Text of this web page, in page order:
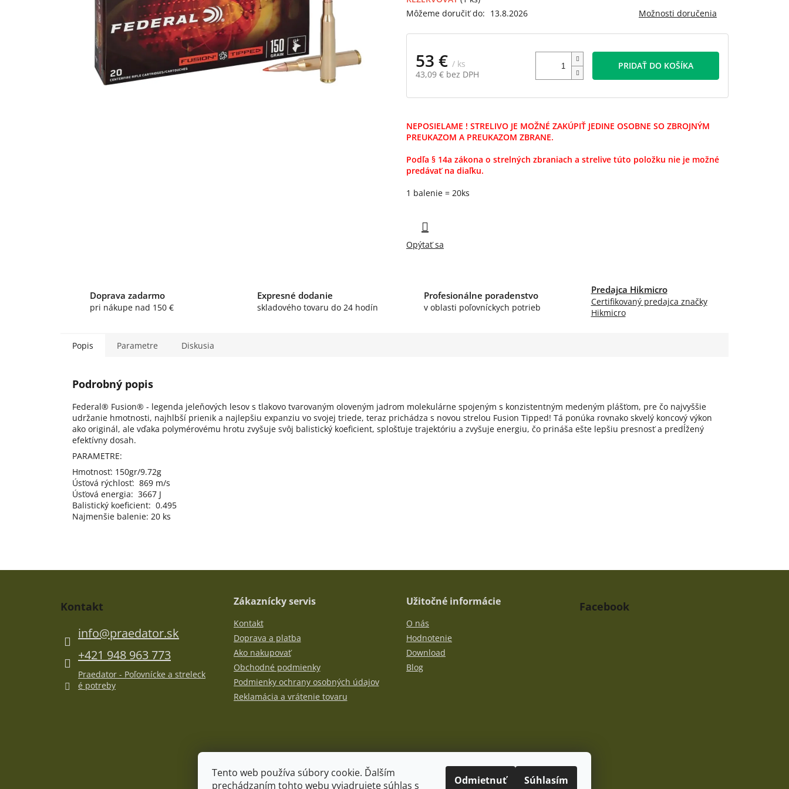
Tento web používa súbory cookie. Ďalším
prechádzaním tohto webu vyjadrujete súhlas s
Odmietnuť Súhlasím
Môžeme doručiť do: 13.8.2026 Možnosti doručenia
53 € / ks
43,09 € bez DPH
cena:
PRIDAŤ DO KOŠÍKA
NEPOSIELAME ! STRELIVO JE MOŽNÉ ZAKÚPIŤ JEDINE OSOBNE SO ZBROJNÝM
PREUKAZOM A PREUKAZOM ZBRANE.
Podľa § 14a zákona o strelných zbraniach a strelive túto položku nie je možné
predávať na diaľku.
1 balenie = 20ks
Opýtať sa
5
hviezdičiek.
Doprava zadarmo
pri nákupe nad 150 €
Expresné dodanie
skladového tovaru do 24 hodín
Profesionálne poradenstvo
v oblasti poľovníckych potrieb
Predajca Hikmicro
Certifikovaný predajca značky
Hikmicro
Popis Parametre Diskusia
Podrobný popis
Federal® Fusion® - legenda jeleňových lesov s tlakovo tvarovaným oloveným jadrom molekulárne spojeným s konzistentným medeným plášťom, pre čo najvyššie
udržanie hmotnosti, najhlbší prienik a najlepšiu expanziu vo svojej triede, teraz prichádza s novou strelou Fusion Tipped! Tá ponúka rovnako skvelý koncový výkon
ako originál, ale vďaka polymérovému hrotu zvyšuje svôj balistický koeficient, splošťuje trajektóriu a zvyšuje energiu, čo prináša ešte lepšiu presnosť a predĺžený
efektívny dosah.
PARAMETRE:
Hmotnosť: 150gr/9.72g
Úsťová rýchlosť: 869 m/s
Úsťová energia: 3667 J
Balistický koeficient: 0.495
Najmenšie balenie: 20 ks
Kontakt
info@praedator.sk
+421 948 963 773
Praedator - Poľovnícke a streleck
é potreby
Zákaznícky servis
Kontakt
Doprava a platba
Ako nakupovať
Obchodné podmienky
Podmienky ochrany osobných údajov
Reklamácia a vrátenie tovaru
Užitočné informácie
O nás
Hodnotenie
Download
Blog
Facebook